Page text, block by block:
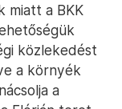
miatt a BKK
közlekedést
a környék
a